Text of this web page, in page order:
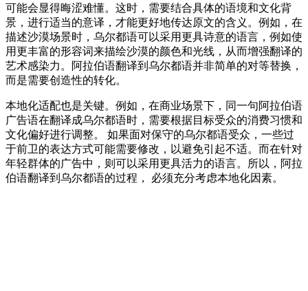
可能会显得晦涩难懂。这时，需要结合具体的语境和文化背
景，进行适当的意译，才能更好地传达原文的含义。例如，在
描述沙漠场景时，乌尔都语可以采用更具诗意的语言，例如使
用更丰富的形容词来描绘沙漠的颜色和光线，从而增强翻译的
艺术感染力。阿拉伯语翻译到乌尔都语并非简单的对等替换，
而是需要创造性的转化。
本地化适配也是关键。例如，在商业场景下，同一句阿拉伯语
广告语在翻译成乌尔都语时，需要根据目标受众的消费习惯和
文化偏好进行调整。 如果面对保守的乌尔都语受众，一些过
于前卫的表达方式可能需要修改，以避免引起不适。而在针对
年轻群体的广告中，则可以采用更具活力的语言。所以，阿拉
伯语翻译到乌尔都语的过程， 必须充分考虑本地化因素。